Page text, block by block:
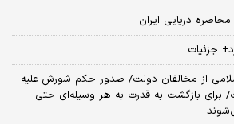
دریایی ایران
جزئیات
از مخالفان دولت/ صدور حکم شورش علیه
برای بازگشت به قدرت به هر وسیله‌ای حتی